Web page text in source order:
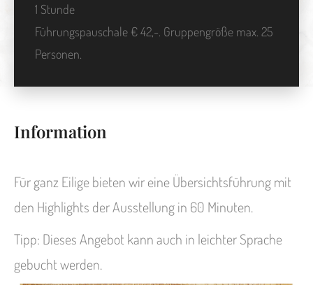
1 Stunde
Führungspauschale € 42,-. Gruppengröße max. 25
Personen.
Information
Für ganz Eilige bieten wir eine Übersichtsführung mit
den Highlights der Ausstellung in 60 Minuten.
Tipp: Dieses Angebot kann auch in leichter Sprache
gebucht werden.